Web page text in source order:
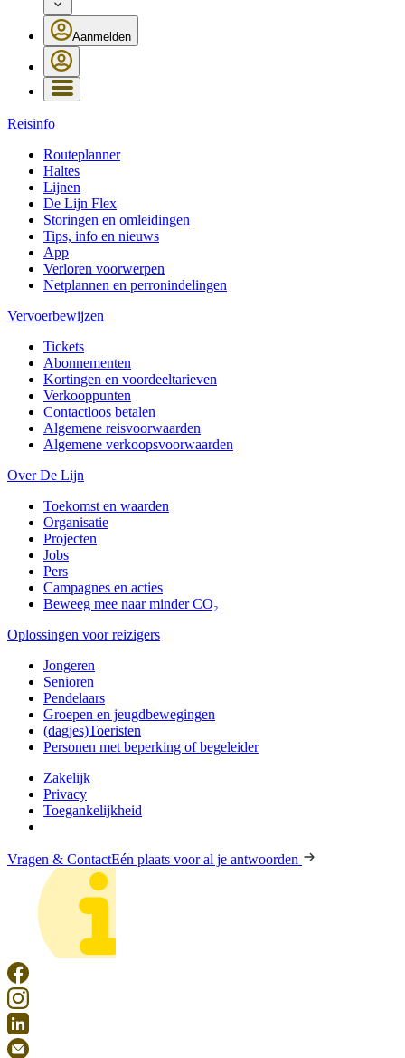
Aanmelden
Reisinfo
Routeplanner
Haltes
Lijnen
De Lijn Flex
Storingen en omleidingen
Tips, info en nieuws
App
Verloren voorwerpen
Netplannen en perronindelingen
Vervoerbewijzen
Tickets
Abonnementen
Kortingen en voordeeltarieven
Verkooppunten
Contactloos betalen
Algemene reisvoorwaarden
Algemene verkoopsvoorwaarden
Over De Lijn
Toekomst en waarden
Organisatie
Projecten
Jobs
Pers
Campagnes en acties
Beweeg mee naar minder CO₂
Oplossingen voor reizigers
Jongeren
Senioren
Pendelaars
Groepen en jeugdbewegingen
(dagjes)Toeristen
Personen met beperking of begeleider
Zakelijk
Privacy
Toegankelijkheid
Vragen & ContactEén plaats voor al je antwoorden